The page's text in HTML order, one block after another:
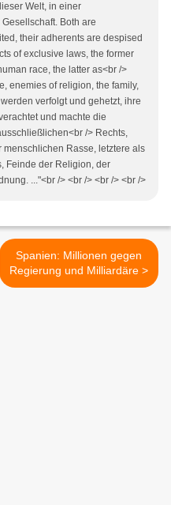
Welt, in einer
Both are
their adherents are despised
of exclusive laws, the former
race, the latter as<br />
enemies of religion, the family,
verfolgt und gehetzt, ihre
und machte die
/> Rechts,
menschlichen Rasse, letztere als
Feinde der Religion, der
..."<br /> <br /> <br /> <br />
Spanien: Millionen gegen
Regierung und Milliardäre >